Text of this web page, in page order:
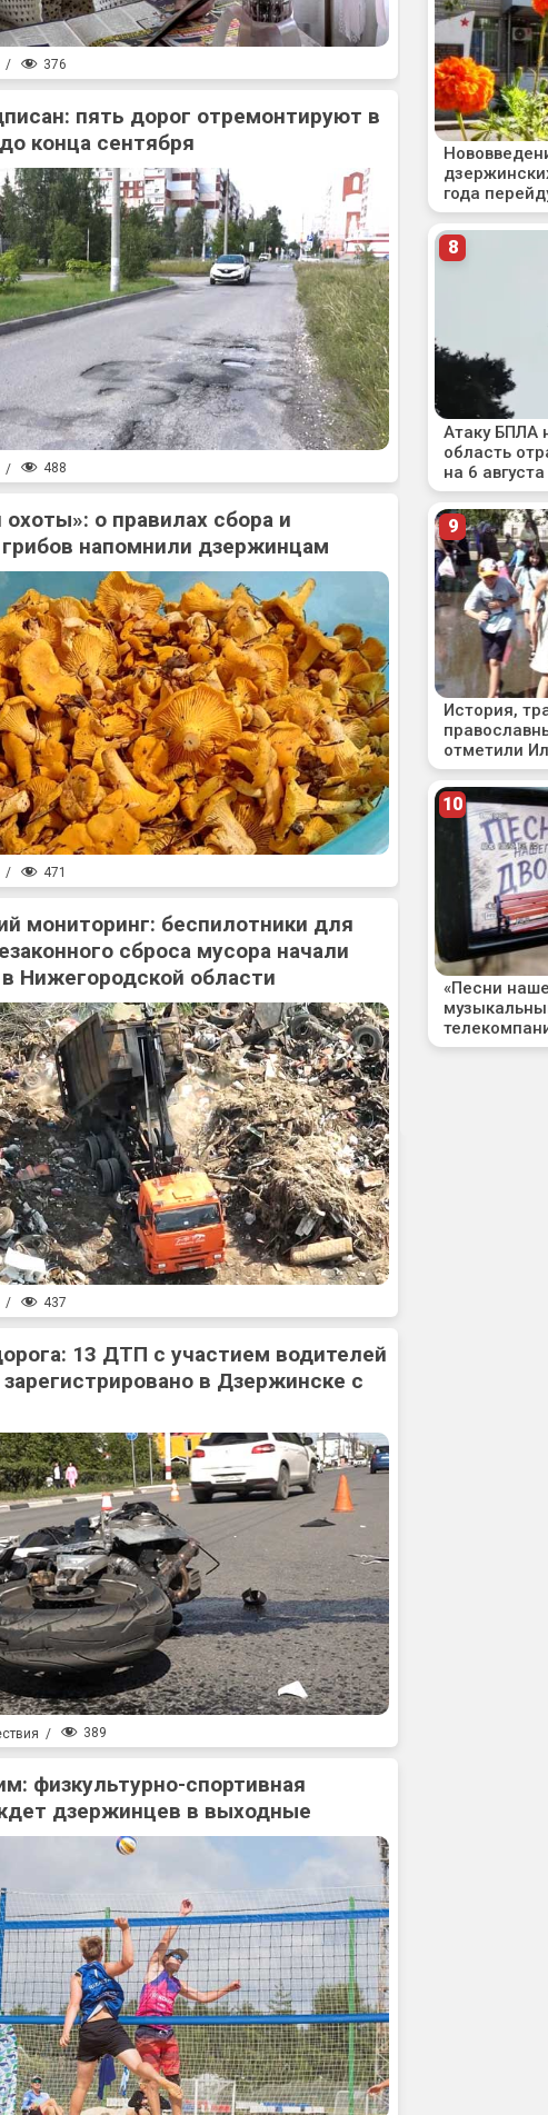
/ 376
пять дорог отремонтируют в
конца сентября
/ 488
охоты»: о правилах сбора и
напомнили дзержинцам
/ 471
мониторинг: беспилотники для
сброса мусора начали
Нижегородской области
/ 437
13 ДТП с участием водителей
в Дзержинске с
/ 389
физкультурно-спортивная
дзержинцев в выходные